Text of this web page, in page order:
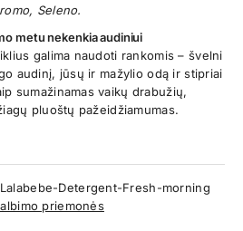
Seleno.
metu nekenkia audiniui
galima naudoti rankomis – švelni
audinį, jūsų ir mažylio odą ir stipriai
sumažinamas vaikų drabužių,
pluoštų pažeidžiamumas.
Detergent-Fresh-morning
priemonės